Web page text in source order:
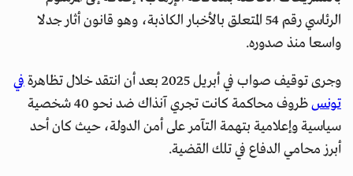
الرئاسي رقم 54 المتعلق بالأخبار الكاذبة، وهو قانون أثار جدلا
واسعا منذ صدوره.
وجرى توقيف صواب في أبريل 2025 بعد أن انتقد خلال تظاهرة
في
تونس
ظروف محاكمة كانت تجري آنذاك ضد نحو 40 شخصية
سياسية وإعلامية بتهمة التآمر على أمن الدولة، حيث كان أحد
أبرز محامي الدفاع في تلك القضية.